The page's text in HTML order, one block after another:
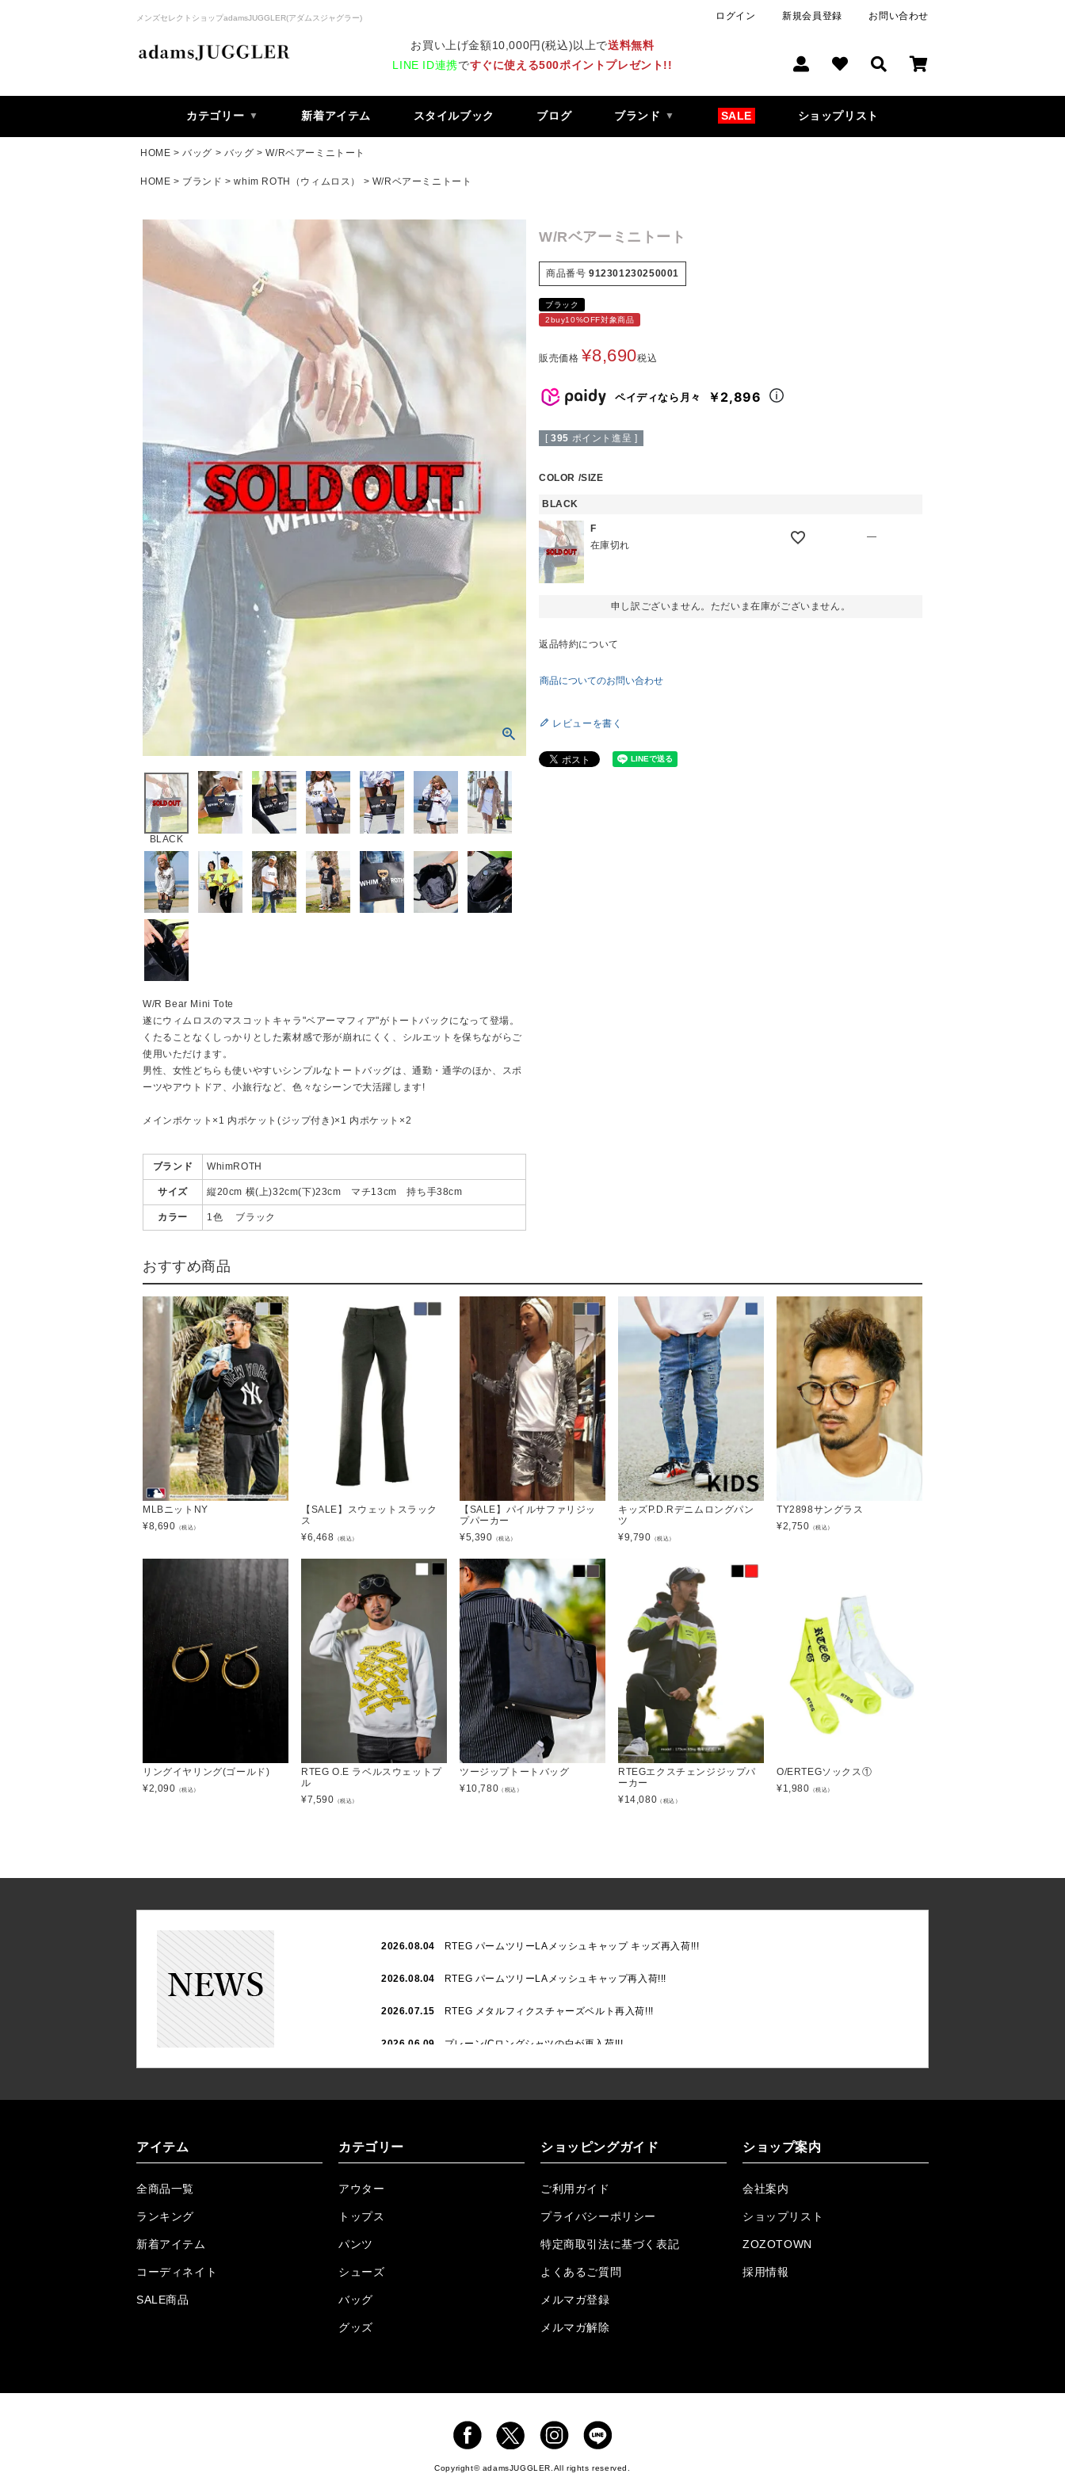
メンズセレクトショップadamsJUGGLER(アダムスジャグラー) ログイン 新規会員登録 お問い合わせ
お買い上げ金額10,000円(税込)以上で送料無料
LINE ID連携ですぐに使える500ポイントプレゼント!!
カテゴリー 新着アイテム スタイルブック ブログ ブランド SALE ショップリスト
HOME バッグ バッグ W/Rベアーミニトート
HOME ブランド whim ROTH（ウィムロス） W/Rベアーミニトート
BLACK
W/R Bear Mini Tote
遂にウィムロスのマスコットキャラ"ベアーマフィア"がトートバックになって登場。
くたることなくしっかりとした素材感で形が崩れにくく、シルエットを保ちながらご
使用いただけます。
男性、女性どちらも使いやすいシンプルなトートバッグは、通勤・通学のほか、スポ
ーツやアウトドア、小旅行など、色々なシーンで大活躍します!
メインポケット×1 内ポケット(ジップ付き)×1 内ポケット×2
ブランド WhimROTH
サイズ 縦20cm 横(上)32cm(下)23cm マチ13cm 持ち手38cm
カラー 1色 ブラック
W/Rベアーミニトート
商品番号 912301230250001
ブラック
2buy10%OFF対象商品
販売価格 ¥8,690税込
ペイディなら月々 ￥2,896
[ 395 ポイント進呈 ]
COLOR SIZE
BLACK
F
在庫切れ
—
申し訳ございません。ただいま在庫がございません。
返品特約について
商品についてのお問い合わせ
レビューを書く
おすすめ商品
MLBニットNY
¥8,690 （税込）
【SALE】スウェットスラック
ス
¥6,468 （税込）
【SALE】パイルサファリジッ
プパーカー
¥5,390 （税込）
キッズP.D.Rデニムロングパン
ツ
¥9,790 （税込）
TY2898サングラス
¥2,750 （税込）
リングイヤリング(ゴールド)
¥2,090 （税込）
RTEG O.E ラベルスウェットプ
ル
¥7,590 （税込）
ツージップトートバッグ
¥10,780 （税込）
RTEGエクスチェンジジップパ
ーカー
¥14,080 （税込）
O/ERTEGソックス①
¥1,980 （税込）
2026.08.04 RTEG パームツリーLAメッシュキャップ キッズ再入荷!!!
2026.08.04 RTEG パームツリーLAメッシュキャップ再入荷!!!
2026.07.15 RTEG メタルフィクスチャーズベルト再入荷!!!
2026.06.09 プレーン/Cロングシャツの白が再入荷!!!
2026.05.08 24/フリンジデニムロングパンツ再入荷!!!
ケミカルブラックデニムロングパンツ再入荷!!!
2026.04.03 RTEG R.S&Dデニムロングパンツ再入荷!!!
RTEGO.Eショルダーバッグ入荷!!!
H.P.C デニムロングパンツ再入荷しました!!!
プレーン/Cロングシャツ再入荷致しました‼
RTEG O.G レザーバッグのBLACK再入荷!!!
アイテム
全商品一覧
ランキング
新着アイテム
コーディネイト
SALE商品
カテゴリー
アウター
トップス
パンツ
シューズ
バッグ
グッズ
ショッピングガイド
ご利用ガイド
プライバシーポリシー
特定商取引法に基づく表記
よくあるご質問
メルマガ登録
メルマガ解除
ショップ案内
会社案内
ショップリスト
ZOZOTOWN
採用情報
Copyright© adamsJUGGLER.All rights reserved.